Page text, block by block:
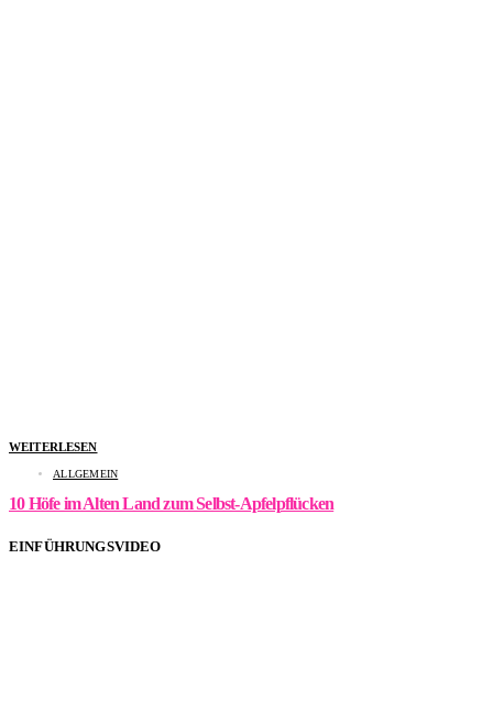
WEITERLESEN
ALLGEMEIN
10 Höfe im Alten Land zum Selbst-Apfelpflücken
EINFÜHRUNGSVIDEO